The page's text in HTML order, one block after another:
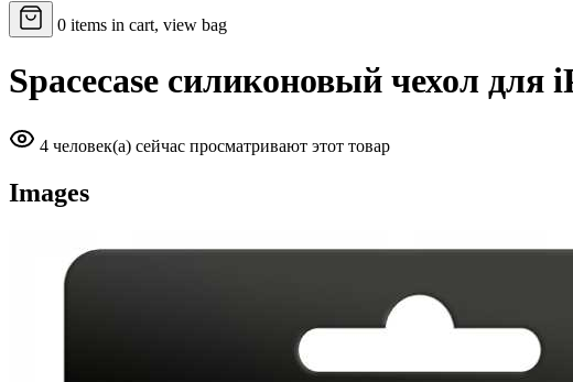
0 items in cart, view bag
Spacecase силиконовый чехол для
4 человек(а) сейчас просматривают этот товар
Images